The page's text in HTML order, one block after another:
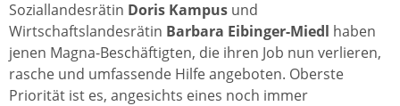
Soziallandesrätin Doris Kampus und
Wirtschaftslandesrätin Barbara Eibinger-Miedl haben
jenen Magna-Beschäftigten, die ihren Job nun verlieren,
rasche und umfassende Hilfe angeboten. Oberste
Priorität ist es, angesichts eines noch immer